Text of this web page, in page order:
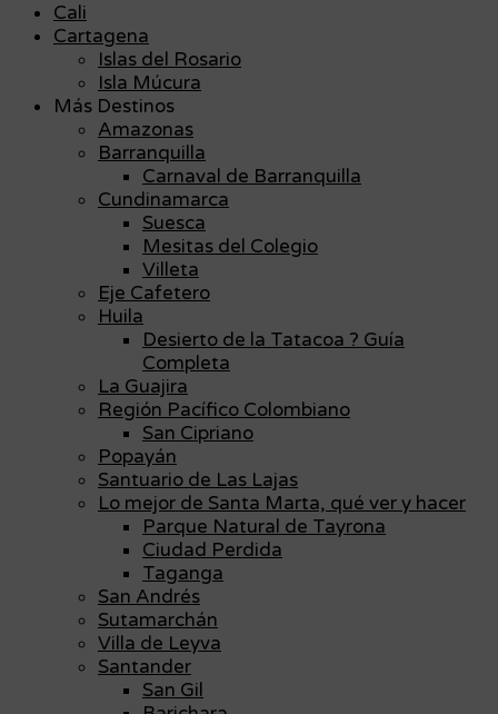
Cali
Cartagena
Islas del Rosario
Isla Múcura
Más Destinos
Amazonas
Barranquilla
Carnaval de Barranquilla
Cundinamarca
Suesca
Mesitas del Colegio
Villeta
Eje Cafetero
Huila
Desierto de la Tatacoa ? Guía
Completa
La Guajira
Región Pacífico Colombiano
San Cipriano
Popayán
Santuario de Las Lajas
Lo mejor de Santa Marta, qué ver y hacer
Parque Natural de Tayrona
Ciudad Perdida
Taganga
San Andrés
Sutamarchán
Villa de Leyva
Santander
San Gil